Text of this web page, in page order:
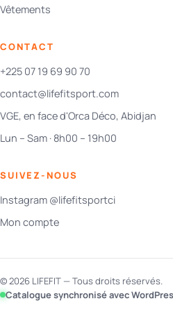
Vêtements
CONTACT
+225 07 19 69 90 70
contact@lifefitsport.com
VGE, en face d'Orca Déco, Abidjan
Lun – Sam · 8h00 – 19h00
SUIVEZ-NOUS
Instagram @lifefitsportci
Mon compte
© 2026 LIFEFIT — Tous droits réservés.
Catalogue synchronisé avec